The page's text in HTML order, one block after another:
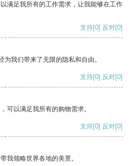
满足我所有的工作需求，让我能够在工作
支持[0] 反对[0]
我们带来了无限的隐私和自由。
支持[0] 反对[0]
可以满足我所有的购物需求。
支持[0] 反对[0]
我领略世界各地的美景。